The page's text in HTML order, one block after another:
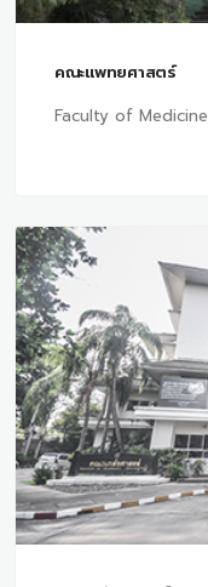
คณะแพทยศาสตร์
Faculty of Medicine